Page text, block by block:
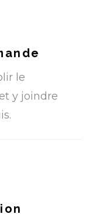
le
y joindre